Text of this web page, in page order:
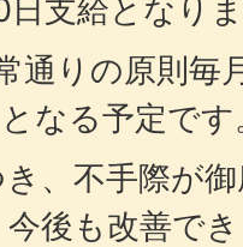
日支給となり
通りの原則毎
なる予定です
、不手際が
後も改善で